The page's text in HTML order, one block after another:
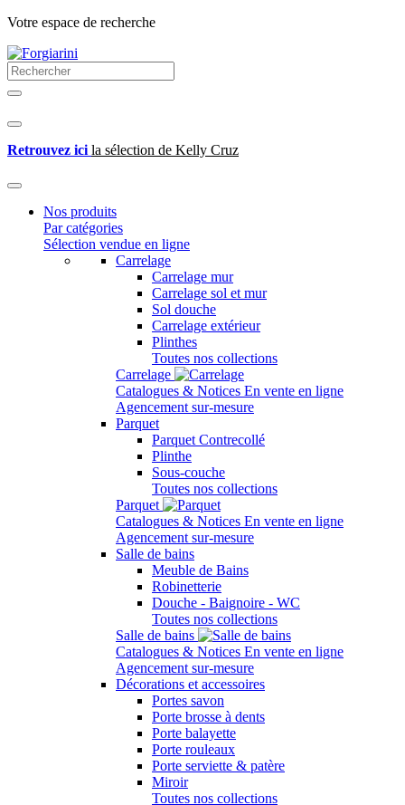
Votre espace de recherche
Retrouvez ici la sélection de Kelly Cruz
Nos produits
Par catégories
Sélection vendue en ligne
Carrelage
Carrelage mur
Carrelage sol et mur
Sol douche
Carrelage extérieur
Plinthes
Toutes nos collections
Carrelage
Catalogues & Notices En vente en ligne
Agencement sur-mesure
Parquet
Parquet Contrecollé
Plinthe
Sous-couche
Toutes nos collections
Parquet
Catalogues & Notices En vente en ligne
Agencement sur-mesure
Salle de bains
Meuble de Bains
Robinetterie
Douche - Baignoire - WC
Toutes nos collections
Salle de bains
Catalogues & Notices En vente en ligne
Agencement sur-mesure
Décorations et accessoires
Portes savon
Porte brosse à dents
Porte balayette
Porte rouleaux
Porte serviette & patère
Miroir
Toutes nos collections